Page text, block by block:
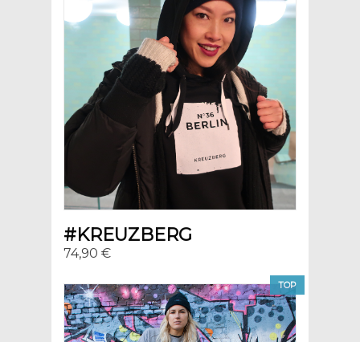
#KREUZBERG
74,90 €
TOP